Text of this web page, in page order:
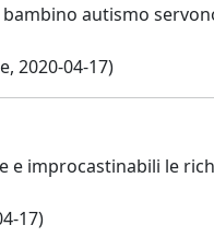
autismo
2020-04-17)
e improcastinabili le
17)